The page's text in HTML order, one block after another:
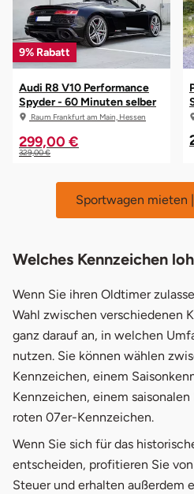
9% Rabatt
Audi R8 V10 Performance
Spyder - 60 Minuten selber
fahren mit Instruktor
Raum Frankfurt am Main, Hessen
299,00 €
329,00 €
Sportwagen mieten
Welches Kennzeichen
Wenn Sie ihren Oldtimer
Wahl zwischen verschiedenen
ganz darauf an, in welchen
nutzen. Sie können wählen
Kennzeichen, einem
Kennzeichen, einem
roten 07er-Kennzeichen.
Wenn Sie sich für das
entscheiden, profitieren Sie
Steuer und erhalten außerdem